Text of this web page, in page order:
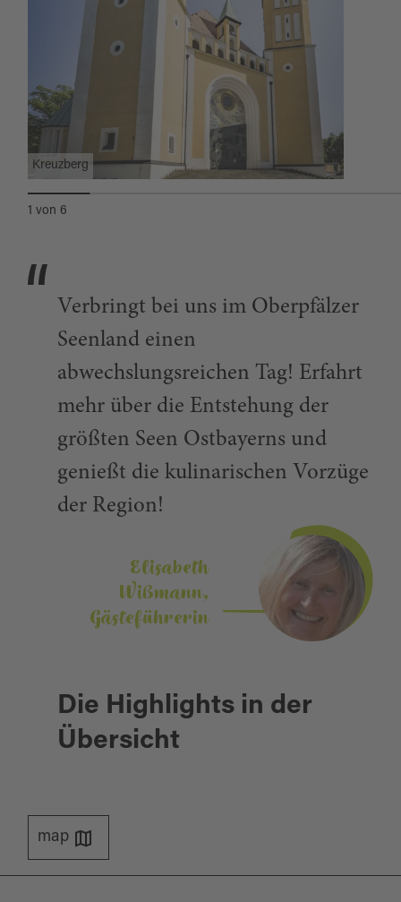
Kreuzberg
1 von 6
Verbringt bei uns im Oberpfälzer
Seenland einen
abwechslungsreichen Tag! Erfahrt
mehr über die Entstehung der
größten Seen Ostbayerns und
genießt die kulinarischen Vorzüge
der Region!
Elisabeth
Wißmann,
Gästeführerin
Die Highlights in der
Übersicht
map